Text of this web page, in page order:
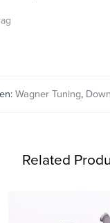
Wagner Tuning,
Related